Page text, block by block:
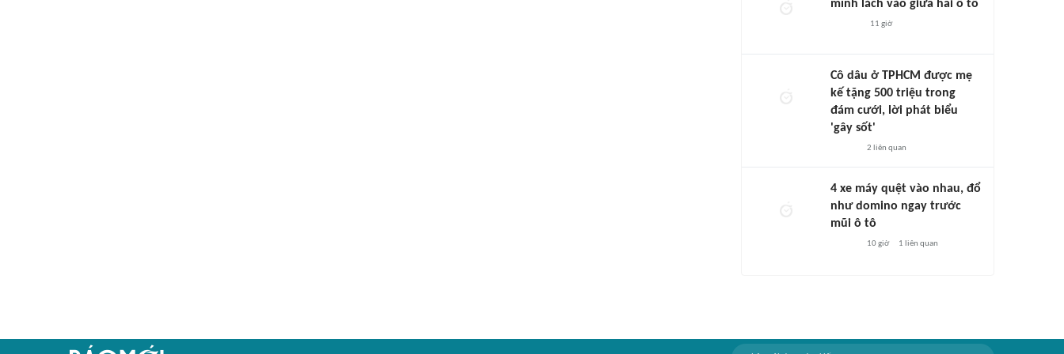
mình lách vào giữa hai ô tô
11 giờ
Cô dâu ở TPHCM được mẹ
kế tặng 500 triệu trong
đám cưới, lời phát biểu
'gây sốt'
2 liên quan
4 xe máy quệt vào nhau, đổ
như domino ngay trước
mũi ô tô
10 giờ 1 liên quan